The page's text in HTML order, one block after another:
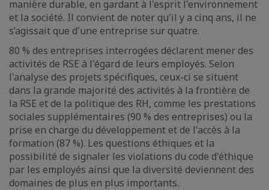
manière durable, en gardant à l'esprit l'environnement
et la société. Il convient de noter qu'il y a cinq ans, il ne
s’agissait que d'une entreprise sur quatre.
80 % des entreprises interrogées déclarent mener des
activités de RSE à l'égard de leurs employés. Selon
l'analyse des projets spécifiques, ceux-ci se situent
dans la grande majorité des activités à la frontière de
la RSE et de la politique des RH, comme les prestations
sociales supplémentaires (90 % des entreprises) ou la
prise en charge du développement et de l'accès à la
formation (87 %). Les questions éthiques et la
possibilité de signaler les violations du code d'éthique
par les employés ainsi que la diversité deviennent des
domaines de plus en plus importants.